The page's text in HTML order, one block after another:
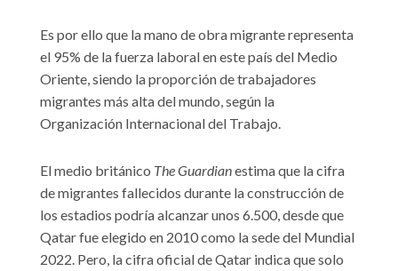
Es por ello que la mano de obra migrante representa
el 95% de la fuerza laboral en este país del Medio
Oriente, siendo la proporción de trabajadores
migrantes más alta del mundo, según la
Organización Internacional del Trabajo.
El medio británico The Guardianestima que la cifra
de migrantes fallecidos durante la construcción de
los estadios podría alcanzar unos 6.500, desde que
Qatar fue elegido en 2010 como la sede del Mundial
2022. Pero, la cifra oficial de Qatar indica que solo